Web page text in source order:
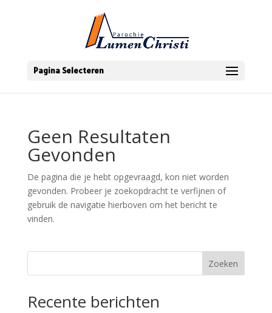
Pagina Selecteren
Geen Resultaten
Gevonden
De pagina die je hebt opgevraagd, kon niet worden
gevonden. Probeer je zoekopdracht te verfijnen of
gebruik de navigatie hierboven om het bericht te
vinden.
Zoeken
Recente berichten